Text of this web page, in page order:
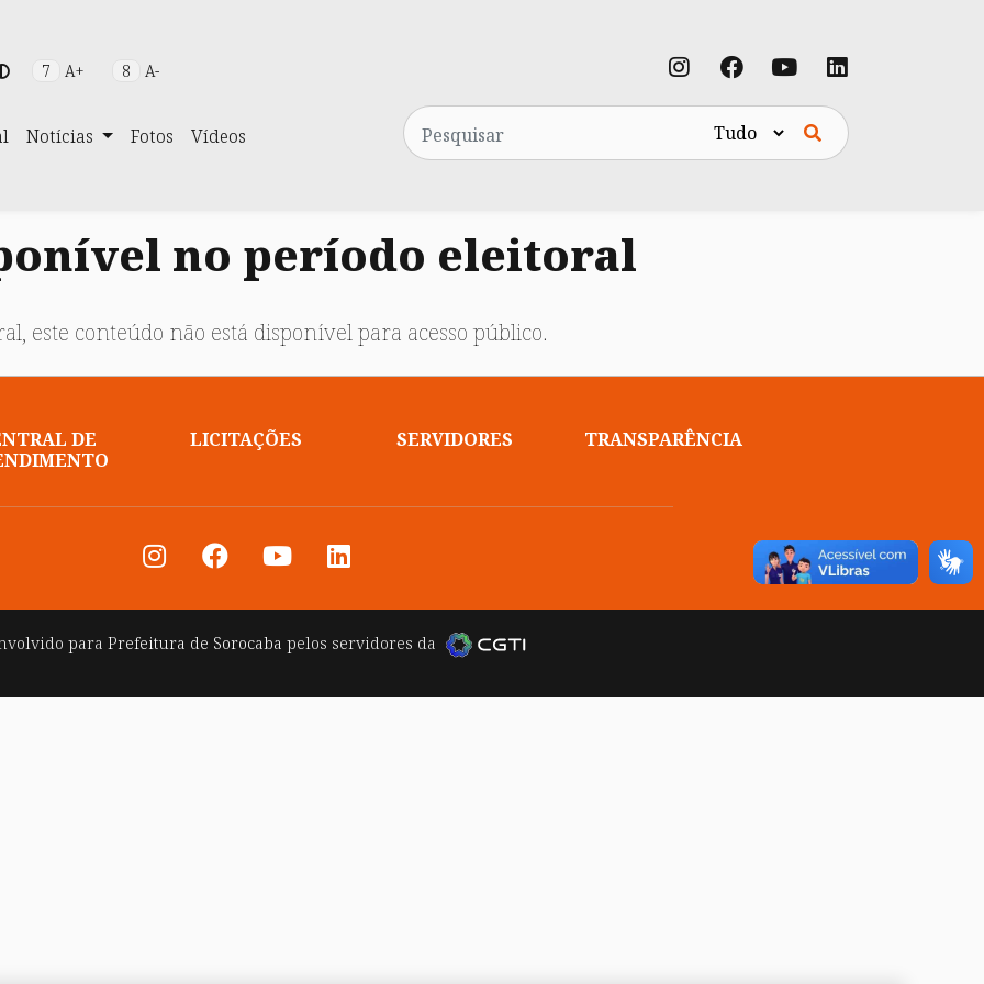
7 A+ 8 A-
Notícias Fotos Vídeos
Pesquisa
no período eleitoral
este conteúdo não está disponível para acesso público.
DE
LICITAÇÕES SERVIDORES TRANSPARÊNCIA
paraPrefeitura de Sorocaba pelos servidores da